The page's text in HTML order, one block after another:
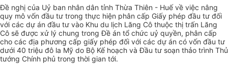
Đề nghị của Uỷ ban nhân dân tỉnh Thừa Thiên - Huế về việc nâng
quy mô vốn đầu tư trong thực hiện phân cấp Giấy phép đầu tư đối
với các dự án đầu tư vào Khu du lịch Lăng Cô thuộc thị trấn Lăng
Cô sẽ được xử lý chung trong Đề án tổ chức uỷ quyền, phân cấp
cho các địa phương cấp giấy phép đối với các dự án có vốn đầu tư
dưới 40 triệu đô la Mỹ do Bộ Kế hoạch và Đầu tư soạn thảo trình Thủ
tướng Chính phủ trong thời gian tới.